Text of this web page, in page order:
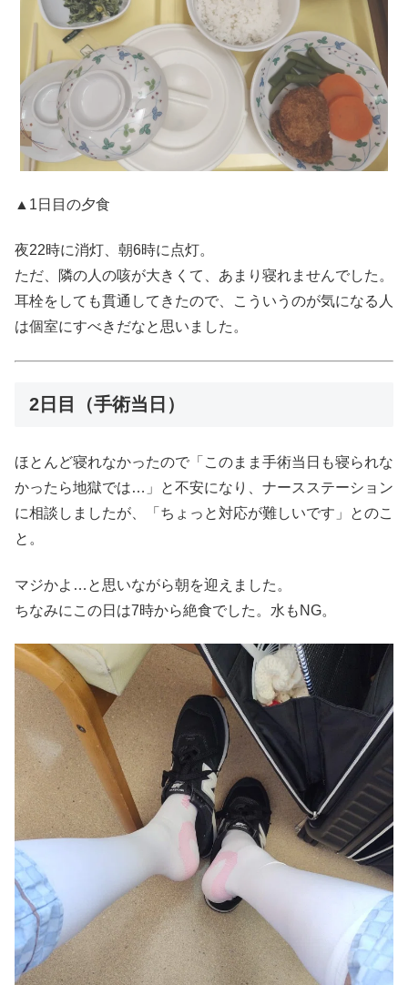
▲1日目の夕食
夜22時に消灯、朝6時に点灯。
ただ、隣の人の咳が大きくて、あまり寝れませんでした。
耳栓をしても貫通してきたので、こういうのが気になる人
は個室にすべきだなと思いました。
2日目（手術当日）
ほとんど寝れなかったので「このまま手術当日も寝られな
かったら地獄では…」と不安になり、ナースステーション
に相談しましたが、「ちょっと対応が難しいです」とのこ
と。
マジかよ…と思いながら朝を迎えました。
ちなみにこの日は7時から絶食でした。水もNG。